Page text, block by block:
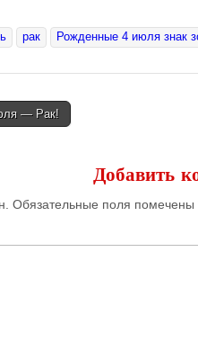
рак Рожденные 4 июля знак
— Рак!
Добавить
Обязательные поля помечены